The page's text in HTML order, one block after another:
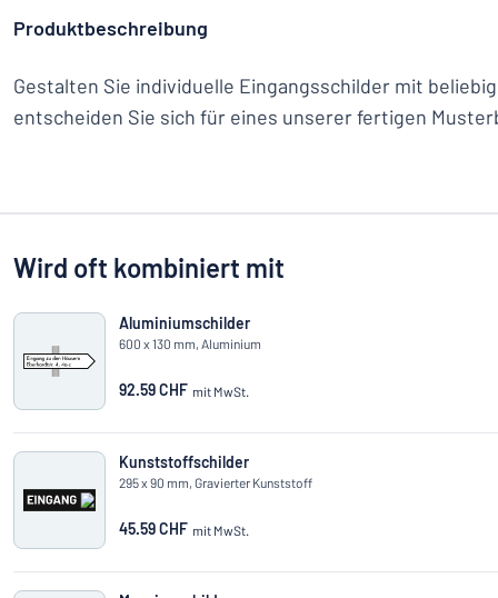
Produktbeschreibung
Gestalten Sie individuelle Eingangsschilder mit
entscheiden Sie sich für eines unserer fertigen
Wird oft kombiniert mit
Aluminiumschilder
600 x 130 mm, Aluminium
92.59 CHF mit MwSt.
Kunststoffschilder
295 x 90 mm, Gravierter Kunststoff
45.59 CHF mit MwSt.